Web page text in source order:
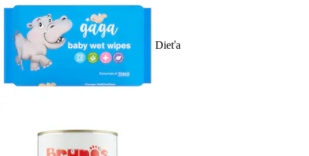
Dieťa